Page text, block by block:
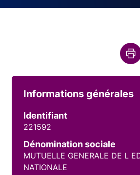
Informations générales
Identifiant
221592
Dénomination sociale
MUTUELLE GENERALE DE L
NATIONALE